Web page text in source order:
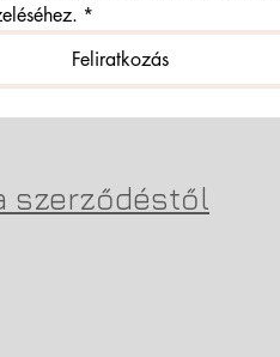
*
Feliratkozás
szerződéstől